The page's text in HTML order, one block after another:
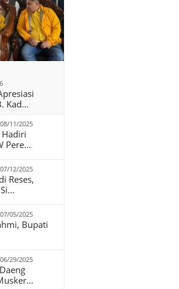
Kad…
08/11/2025
Hadiri
Pere…
07/12/2025
Reses,
07/05/2025
Bupati
06/29/2025